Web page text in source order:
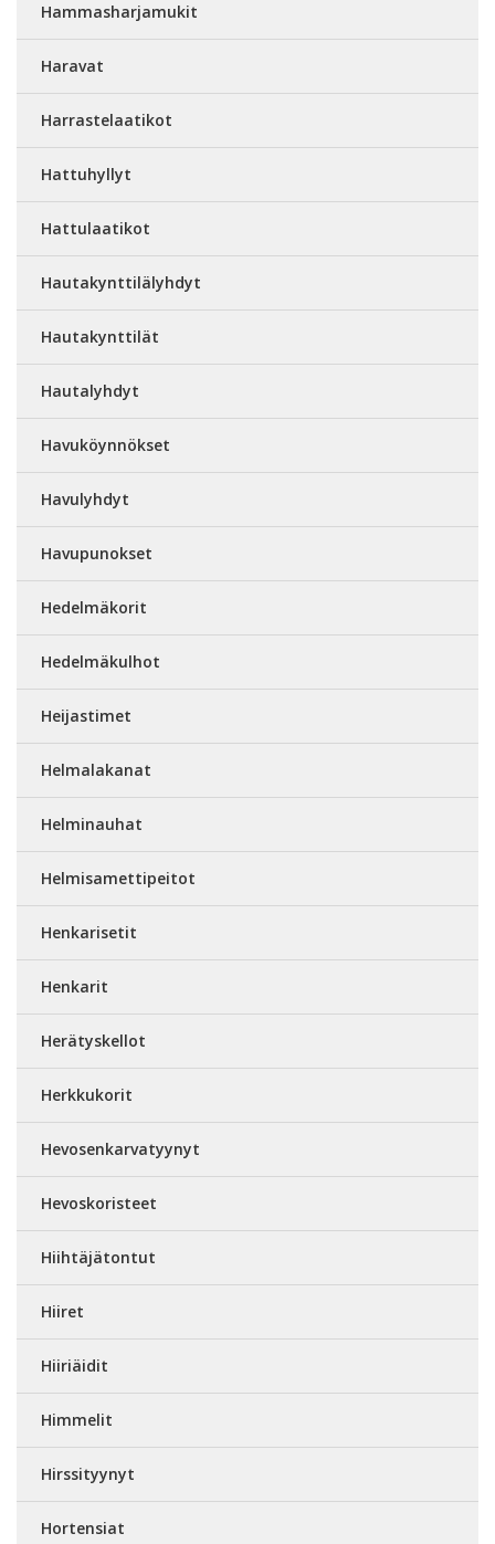
Hammasharjamukit
Haravat
Harrastelaatikot
Hattuhyllyt
Hattulaatikot
Hautakynttilälyhdyt
Hautakynttilät
Hautalyhdyt
Havuköynnökset
Havulyhdyt
Havupunokset
Hedelmäkorit
Hedelmäkulhot
Heijastimet
Helmalakanat
Helminauhat
Helmisamettipeitot
Henkarisetit
Henkarit
Herätyskellot
Herkkukorit
Hevosenkarvatyynyt
Hevoskoristeet
Hiihtäjätontut
Hiiret
Hiiriäidit
Himmelit
Hirssityynyt
Hortensiat